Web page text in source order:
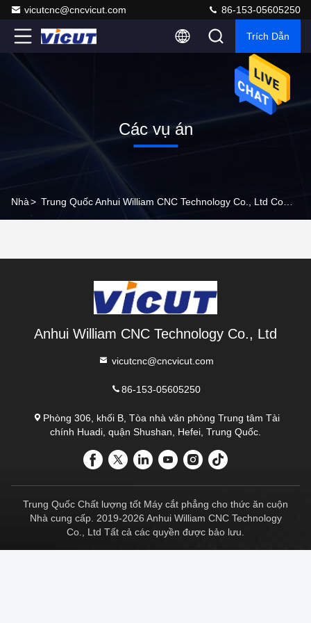
vicutcnc@cncvicut.com 86-153-05605250
Trích Dẫn
Các vụ án
Nhà>
Anhui William CNC Technology Co., Ltd
vicutcnc@cncvicut.com
86-153-05605250
Phòng 306, khối B, Tòa nhà văn phòng Trung tâm Tài
chính Huadi, quận Shushan, Hefei, Trung Quốc.
Trung Quốc Chất lượng tốt Máy cắt phẳng cho thức ăn cuộn
Nhà cung cấp. 2019-2026 Anhui William CNC Technology
Co., Ltd Tất cả các quyền được bảo lưu.